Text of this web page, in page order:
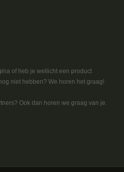
of heb je wellicht een product
niet hebben? We horen het graag!
Ook dan horen we graag van je.